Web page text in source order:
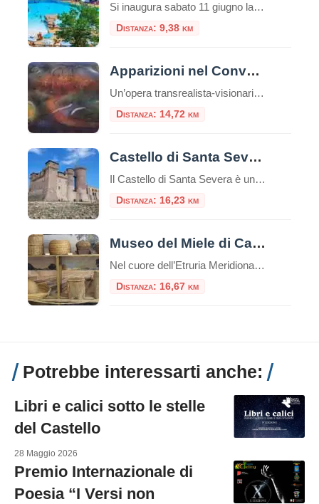
Si inaugura sabato 11 giugno la nuova stagione di Aquafelix a Civitavecchia, il più grande Parco aquatico del Centro Italia, tra i 10 più belli nel Paese. Tante le attività in programma per una estate che si annuncia piena di eventi, con particolare attenzione alle famiglie e al divertimento dei bambini. Tra gli appuntamenti in […]
Distanza: 9,38 km
Apparizioni nel Convento di San Bonaventura a Monterano
Un’opera transrealista-visionaria di Francesco Guadagnuolo ambientata nella provincia di Roma, mette in corrispondenza Monterano con il mistero del Convento di San Bonaventura, la bellissima facciata della Chiesa con la fontana ottagonale opere del Bernini. La Tuscia è un territorio arcaico, pieno di storia, memorie e narrazioni tradizionali, ricche di attrattive e misteri che avvolgono gli ambienti e le strutture della […]
Distanza: 14,72 km
Castello di Santa Severa
Il Castello di Santa Severa è un’imponente struttura situata lungo la costa tirrenica dell’Italia, nel comune di Santa Marinella, nella regione del Lazio. Questo castello medievale è noto per la sua posizione panoramica sul mare e la sua storia ricca di avvenimenti. Ecco alcuni punti salienti riguardo al Castello di Santa Severa: Il Castello deve […]
Distanza: 16,23 km
Museo del Miele di Canale Monterano
Nel cuore dell’Etruria Meridionale, a poca distanza da Roma e a ridosso dell’incantevole Riserva Naturale di Monterano, sorge un piccolo scrigno di cultura materiale e biodiversità: il Museo del Miele di Canale Monterano. Nato dalla passione e dalla lungimiranza dell’Associazione Monterano Apicoltori APS, questo spazio espositivo non è soltanto un luogo in cui si conserva […]
Distanza: 16,67 km
Potrebbe interessarti anche:
Libri e calici sotto le stelle
del Castello
28 Maggio 2026
Premio Internazionale di
Poesia “I Versi non